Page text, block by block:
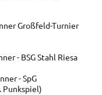
Großfeld-Turnier
- BSG Stahl Riesa
- SpG
Punkspiel)